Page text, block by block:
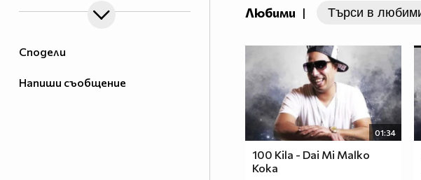
Сподели
Напиши съобщение
сърце една рап песен на
Боби_Табелката по прякор
Любими |
01:34
100 Kila - Dai Mi Malko
Koka